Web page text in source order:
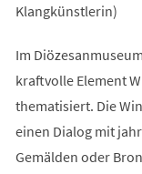
Klangkünstlerin)
Im
kraftvolle Element
thematisiert. Die
einen Dialog mit
Gemälden oder